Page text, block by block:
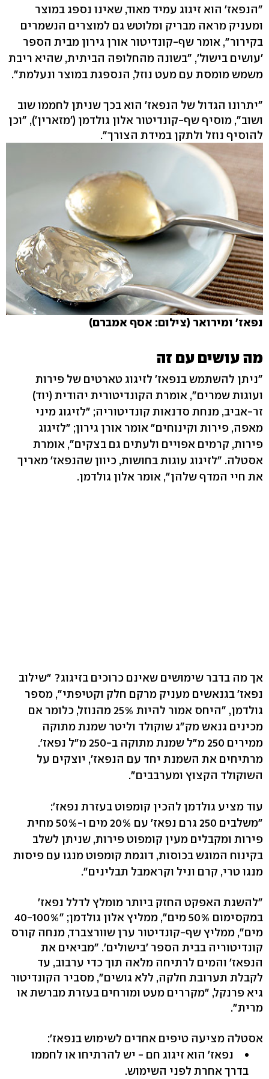
"הנפאז' הוא זיגוג עמיד מאוד, שאינו נספג במוצר
ומעניק מראה מבריק ומלוטש גם למוצרים הנשמרים
בקירור", אומר שף-קונדיטור אורן גירון מבית הספר
'עושים בישול', "בשונה מהחלופה הביתית, שהיא ריבת
משמש מומסת עם מעט נוזל, הנספגת במוצר ונעלמת".
"יתרונו הגדול של הנפאז' הוא בכך שניתן לחממו שוב
ושוב", מוסיף שף-קונדיטור אלון גולדמן ('מזארין'), "וכן
להוסיף נוזל ולתקן במידת הצורך".
נפאז' ומירואר (צילום: אסף אמברם)
מה עושים עם זה
"ניתן להשתמש בנפאז' לזיגוג טארטים של פירות
ועוגות שמרים", אומרת הקונדיטורית יהודית (יוד)
זר-אביב, מנחת סדנאות קונדיטוריה; "לזיגוג מיני
מאפה, פירות וקינוחים" אומר אורן גירון; "לזיגוג
פירות, קרמים אפויים ולעתים גם בצקים", אומרת
אסטלה. "לזיגוג עוגות בחושות, כיוון שהנפאז' מאריך
את חיי המדף שלהן", אומר אלון גולדמן.
אך מה בדבר שימושים שאינם כרוכים בזיגוג? "שילוב
נפאז' בגנאשים מעניק מרקם חלק וקטיפתי", מספר
גולדמן, "היחס אמור להיות 25% מהנוזל, כלומר אם
מכינים גנאש מק"ג שוקולד וליטר שמנת מתוקה
ממירים 250 מ"ל שמנת מתוקה ב-250 מ"ל נפאז'.
מרתיחים את השמנת יחד עם הנפאז', יוצקים על
השוקולד הקצוץ ומערבבים".
עוד מציע גולדמן להכין קומפוט בעזרת נפאז':
"משלבים 250 גרם נפאז' עם 20% מים ו-50% מחית
פירות ומקבלים מעין קומפוט פירות, שניתן לשלב
בקינוח המוגש בכוסות, דוגמת קומפוט מנגו עם פיסות
מנגו טרי, קרם וניל וקראמבל תבלינים".
"להשגת האפקט החזק ביותר מומלץ לדלל נפאז'
במקסימום 50% מים", ממליץ אלון גולדמן; "40-100%
מים", ממליץ שף-קונדיטור ערן שוורצברד, מנחה קורס
קונדיטוריה בבית הספר 'בישולים'. "מביאים את
הנפאז' והמים לרתיחה מלאה תוך כדי ערבוב, עד
לקבלת תערובת חלקה, ללא גושים", מסביר הקונדיטור
גיא פרנקל, "מקררים מעט ומורחים בעזרת מברשת או
מרית".
אסטלה מציעה טיפים אחדים לשימוש בנפאז':
נפאז' הוא זיגוג חם - יש להרתיחו או לחממו
בדרך אחרת לפני השימוש.